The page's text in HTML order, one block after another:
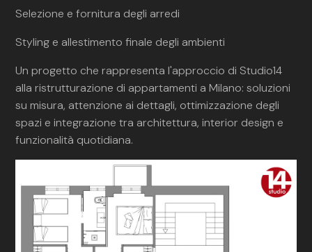
Selezione e fornitura degli arredi
Styling e allestimento finale degli ambienti
Un progetto che rappresenta l'approccio di Studio14
alla ristrutturazione di appartamenti a Milano: soluzioni
su misura, attenzione ai dettagli, ottimizzazione degli
spazi e integrazione tra architettura, interior design e
funzionalità quotidiana.